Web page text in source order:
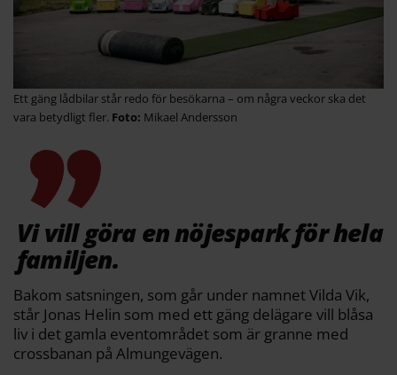
Ett gäng lådbilar står redo för besökarna – om några veckor ska det
vara betydligt fler.
Mikael Andersson
Vi vill göra en nöjespark för hela
familjen.
Bakom satsningen, som går under namnet Vilda Vik,
står Jonas Helin som med ett gäng delägare vill blåsa
liv i det gamla eventområdet som är granne med
crossbanan på Almungevägen.